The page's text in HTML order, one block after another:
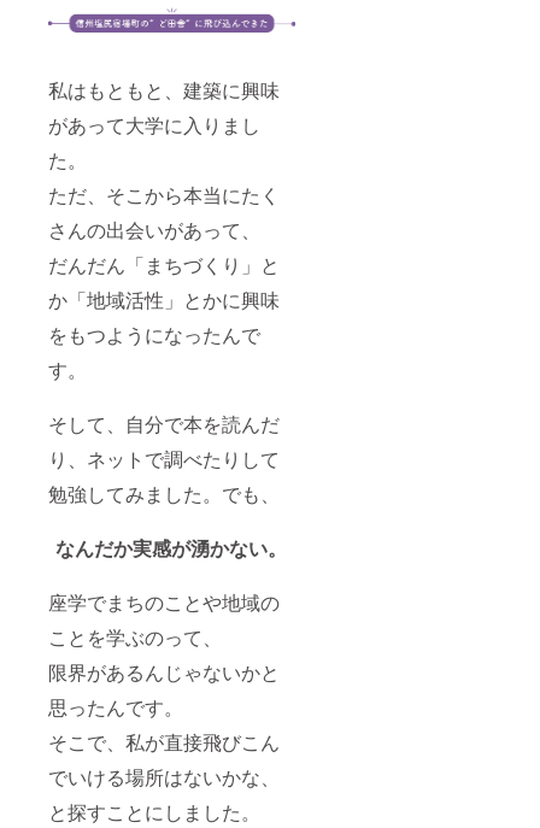
私はもともと、建築に興味
があって大学に入りまし
た。
ただ、そこから本当にたく
さんの出会いがあって、
だんだん「まちづくり」と
か「地域活性」とかに興味
をもつようになったんで
す。
そして、自分で本を読んだ
り、ネットで調べたりして
勉強してみました。でも、
なんだか実感が湧かない。
座学でまちのことや地域の
ことを学ぶのって、
限界があるんじゃないかと
思ったんです。
そこで、私が直接飛びこん
でいける場所はないかな、
と探すことにしました。